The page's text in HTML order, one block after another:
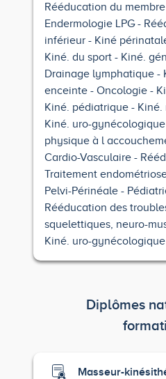
Rééducation du
Endermologie LPG
inférieur
Kiné
Kiné. du sport
Kiné.
Drainage lymphatique
enceinte
Oncologie
Kiné. pédiatrique
Kiné.
Kiné. uro-gynécologique
physique à l
Cardio-Vasculaire
Traitement
Pelvi-Périnéale
Rééducation des
squelettiques, neuro-
Kiné. uro-gynécologique
Diplômes
Masseur-